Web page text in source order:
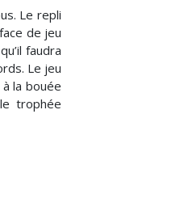
Le repli
de jeu
faudra
Le jeu
la bouée
trophée